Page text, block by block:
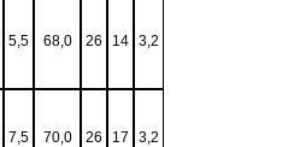
5,5 68,0 26 14 3,2
7,5 70,0 26 17 3,2